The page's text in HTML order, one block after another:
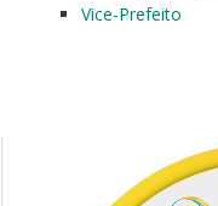
Vice-Prefeito